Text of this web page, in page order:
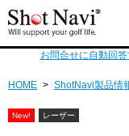
お問合せに自動回
HOME > ShotNavi製品情
New! レーザー